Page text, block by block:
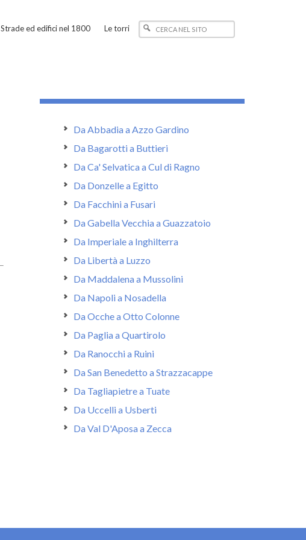
Strade ed edifici nel 1800 Le torri
Da Abbadia a Azzo Gardino
Da Bagarotti a Buttieri
Da Ca' Selvatica a Cul di Ragno
Da Donzelle a Egitto
Da Facchini a Fusari
Da Gabella Vecchia a Guazzatoio
Da Imperiale a Inghilterra
Da Libertà a Luzzo
Da Maddalena a Mussolini
Da Napoli a Nosadella
Da Ocche a Otto Colonne
Da Paglia a Quartirolo
Da Ranocchi a Ruini
Da San Benedetto a Strazzacappe
Da Tagliapietre a Tuate
Da Uccelli a Usberti
Da Val D'Aposa a Zecca